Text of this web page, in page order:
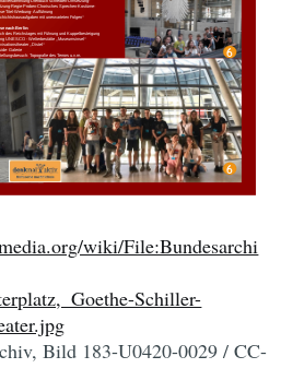
wiki/File:Bundesarchi
Schiller-
Bild 183-U0420-0029 / CC-